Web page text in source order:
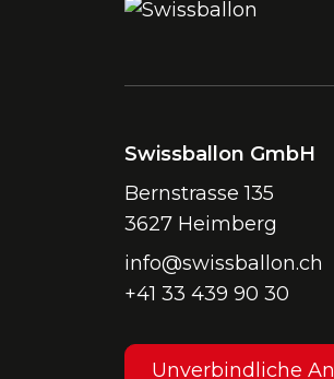
Swissballon GmbH
Bernstrasse 135
3627 Heimberg
info@swissballon.ch
+41 33 439 90 30
Unverbindliche